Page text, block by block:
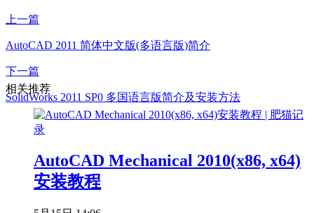
上一篇
AutoCAD 2011 简体中文版(多语言版)简介
下一篇
SolidWorks 2011 SP0 多国语言版简介及安装方法
相关推荐
AutoCAD Mechanical 2010(x86, x64)
安装教程